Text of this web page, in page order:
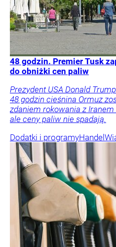
48 godzin. Premier Tusk
do obniżki cen paliw
Prezydent USA Donald
48 godzin cieśnina Ormuz
zdaniem rokowania z
ale ceny paliw nie spadają.
Dodatki i programyHandel